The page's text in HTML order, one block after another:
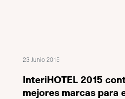
23 Junio 2015
InteriHOTEL 2015
mejores marcas para